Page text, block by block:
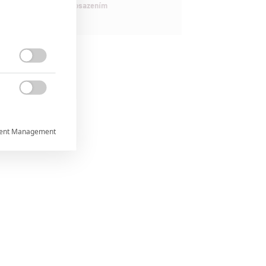
maximálně nabitým obsazením

chyb,
Management